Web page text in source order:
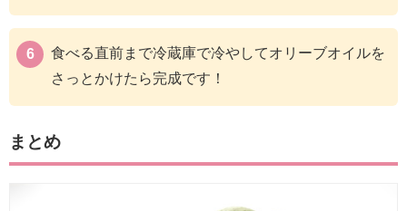
食べる直前まで冷蔵庫で冷やしてオリーブオイルを
さっとかけたら完成です！
まとめ